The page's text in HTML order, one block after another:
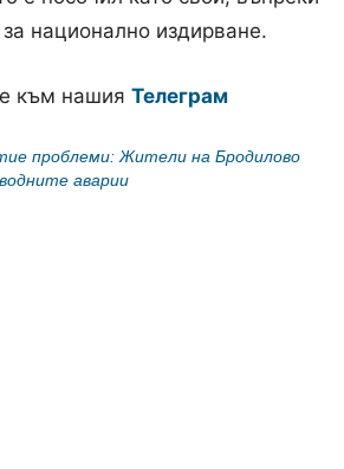
национално издирване.
към нашия Телеграм
проблеми: Жители на Бродилово
аварии